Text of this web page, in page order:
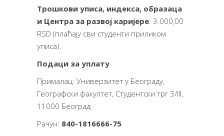
Трошкови уписа, индекса, образаца
и Центра за развој каријере: 3.000,00
RSD (плаћају сви студенти приликом
уписа).
Подаци за уплату
Прималац: Универзитет у Београду,
Географски факултет, Студентски трг 3/III,
11000 Београд
Рачун: 840-1816666-75